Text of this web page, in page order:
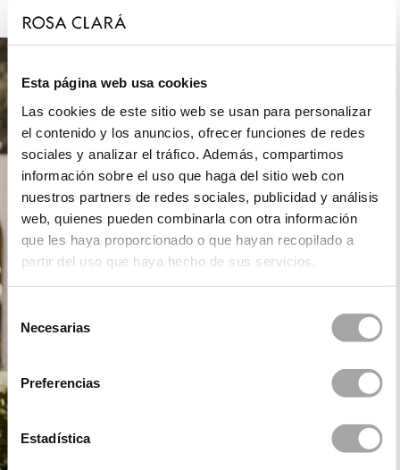
Esta página web usa cookies
Las cookies de este sitio web se usan para personalizar
el contenido y los anuncios, ofrecer funciones de redes
sociales y analizar el tráfico. Además, compartimos
información sobre el uso que haga del sitio web con
nuestros partners de redes sociales, publicidad y análisis
web, quienes pueden combinarla con otra información
que les haya proporcionado o que hayan recopilado a
partir del uso que haya hecho de sus servicios.
Necesarias
Preferencias
Estadística